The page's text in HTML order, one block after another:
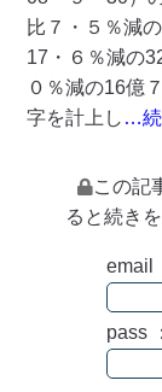
比７・５％減
17・６％減の
０％減の16億
字を計上し …続
この記
ると続き
email
pass ：